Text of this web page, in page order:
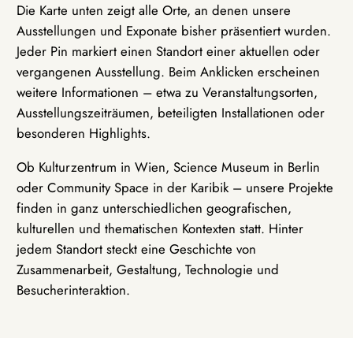
Die Karte unten zeigt alle Orte, an denen unsere
Ausstellungen und Exponate bisher präsentiert wurden.
Jeder Pin markiert einen Standort einer aktuellen oder
vergangenen Ausstellung. Beim Anklicken erscheinen
weitere Informationen – etwa zu Veranstaltungsorten,
Ausstellungszeiträumen, beteiligten Installationen oder
besonderen Highlights.
Ob Kulturzentrum in Wien, Science Museum in Berlin
oder Community Space in der Karibik – unsere Projekte
finden in ganz unterschiedlichen geografischen,
kulturellen und thematischen Kontexten statt. Hinter
jedem Standort steckt eine Geschichte von
Zusammenarbeit, Gestaltung, Technologie und
Besucherinteraktion.